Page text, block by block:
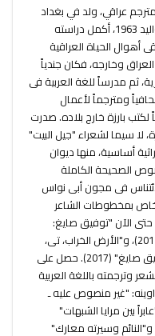
عراقي، ولد في بغداد
منطقة الكرادة من مواليد 1963، أكمل دراسته
أهوال الحياة العراقية
وخارجه، فكان جندياً
ثم مدرساً للغة العربية فى
ومترجماً لأعمال
بارزة خارج بلاده. صدرت
لا سيما لشعراء "جيل البيت"
أساسية، منها ديوان
الصحيحة الكاملة
فى مجون أبى نواس
خاص بمخطوطات الشاعر
الآن "توفيق صايغ:
طريدة فى المتاهة" (2015)، و"الأرض الخراب، تى،
أس إليوت، ترجمة: توفيق صايغ" (2017). حصل على
وترجمته باللغة العربية
دواوينه: "غير منصوص عليه ـ
بين مرايا الشبهات"
وسيرته معارك"